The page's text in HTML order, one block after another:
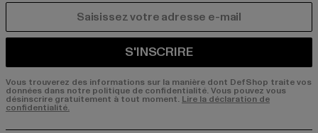
S'INSCRIRE
Vous trouverez des informations sur la manière dont DefShop traite vos
données dans notre politique de confidentialité. Vous pouvez vous
désinscrire gratuitement à tout moment. Lire la déclaration de
confidentialité.